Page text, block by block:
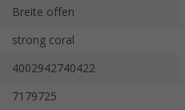
Breite offen
strong coral
4002942740422
7179725